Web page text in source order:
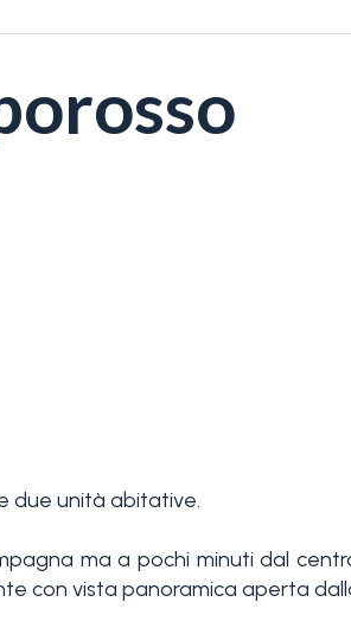
due unità abitative.
ma a pochi minuti dal
con vista panoramica aperta